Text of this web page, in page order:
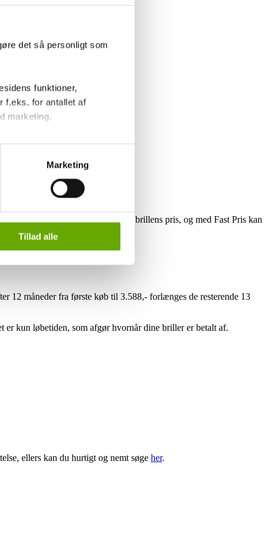
det så personligt som
funktioner,
f.eks. for antallet af
marketing.
hvilke formål du vil
behandling af
Marketing
Tillad alle
ydelse og løbetiden afhænger af brillens pris, og med Fast Pris kan
pris for din brille.
12 måneder fra første køb til 3.588,- forlænges de resterende 13
kun løbetiden, som afgør hvornår dine briller er betalt af.
ellers kan du hurtigt og nemt søge her.